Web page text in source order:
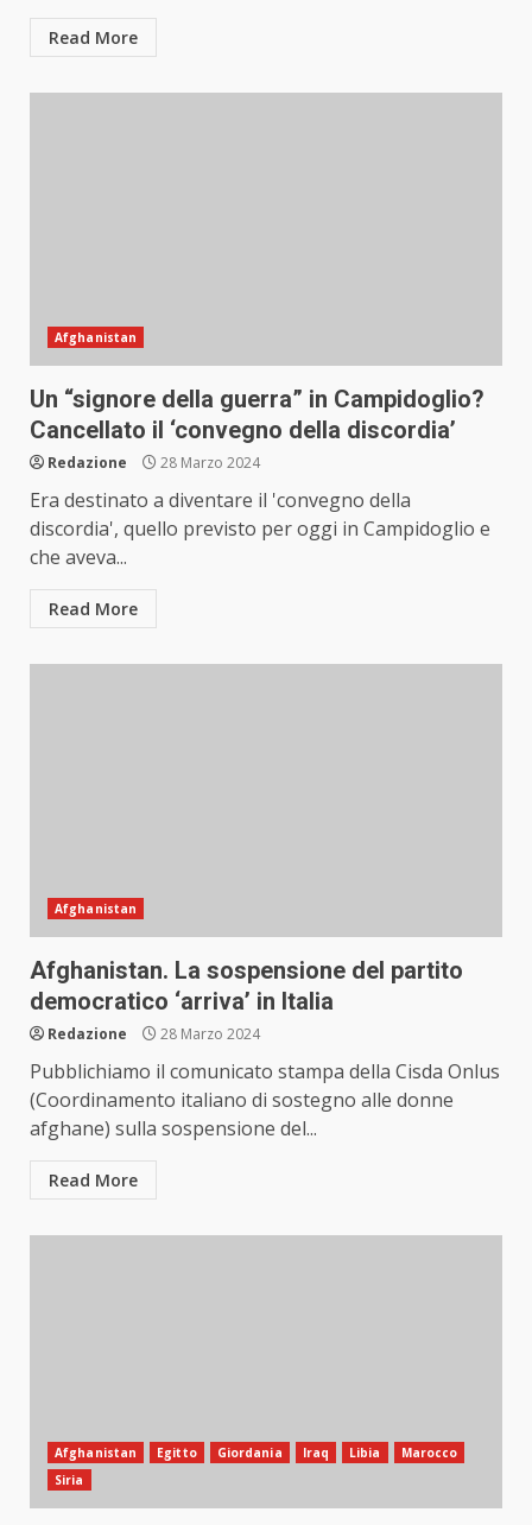
Read More
Afghanistan
Un “signore della guerra” in Campidoglio?
Cancellato il ‘convegno della discordia’
Redazione 28 Marzo 2024
Era destinato a diventare il 'convegno della
discordia', quello previsto per oggi in Campidoglio e
che aveva...
Read More
Afghanistan
Afghanistan. La sospensione del partito
democratico ‘arriva’ in Italia
Redazione 28 Marzo 2024
Pubblichiamo il comunicato stampa della Cisda Onlus
(Coordinamento italiano di sostegno alle donne
afghane) sulla sospensione del...
Read More
Afghanistan Egitto Giordania Iraq Libia
Marocco
Siria